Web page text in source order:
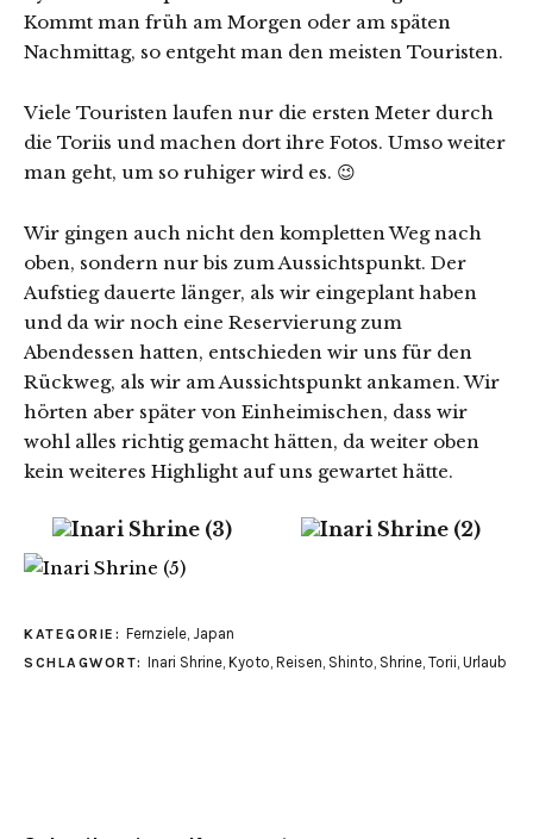
Kommt man früh am Morgen oder am späten
Nachmittag, so entgeht man den meisten Touristen.
Viele Touristen laufen nur die ersten Meter durch
die Toriis und machen dort ihre Fotos. Umso weiter
man geht, um so ruhiger wird es. 😉
Wir gingen auch nicht den kompletten Weg nach
oben, sondern nur bis zum Aussichtspunkt. Der
Aufstieg dauerte länger, als wir eingeplant haben
und da wir noch eine Reservierung zum
Abendessen hatten, entschieden wir uns für den
Rückweg, als wir am Aussichtspunkt ankamen. Wir
hörten aber später von Einheimischen, dass wir
wohl alles richtig gemacht hätten, da weiter oben
kein weiteres Highlight auf uns gewartet hätte.
KATEGORIE: Fernziele, Japan
SCHLAGWORT: Inari Shrine, Kyoto, Reisen, Shinto, Shrine, Torii, Urlaub